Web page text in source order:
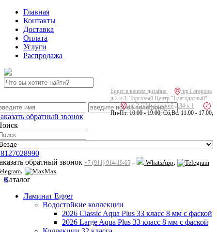
Главная
Контакты
Доставка
Оплата
Услуги
Распродажа
Egger в вашем дизайне
пр.Гагарина
д.2 к.3, Торговый Центр "Благодатный"
пр.2-й Муринский д.34 к.1
Пн-Пт: 10:00 - 19:00; Сб,Вс: 11:00 - 17:00;
обратный звонок
обратный звонок +7 (911) 914-19-65 - WhatsApp,
, Max
0
Каталог
Ламинат Egger
Водостойкие коллекции
2026 Classic Aqua Plus 33 класс 8 мм с фаской
2026 Large Aqua Plus 33 класс 8 мм с фаской